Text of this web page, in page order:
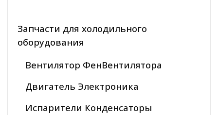
Запчасти для холодильного
оборудования
Вентилятор ФенВентилятора
Двигатель Электроника
Испарители Конденсаторы